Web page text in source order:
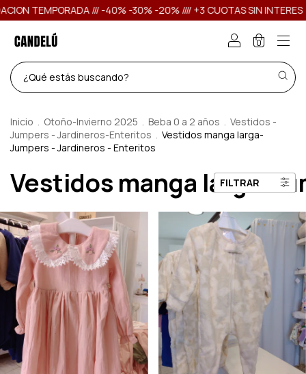
/// -40% -30% -20% //// +3 CUOTAS SIN INTERES
0
Inicio . Otoño-Invierno 2025 . Beba 0 a 2 años . Vestidos -
Jumpers - Jardineros-Enteritos . Vestidos manga larga-
Jumpers - Jardineros - Enteritos
Vestidos manga larga-
FILTRAR